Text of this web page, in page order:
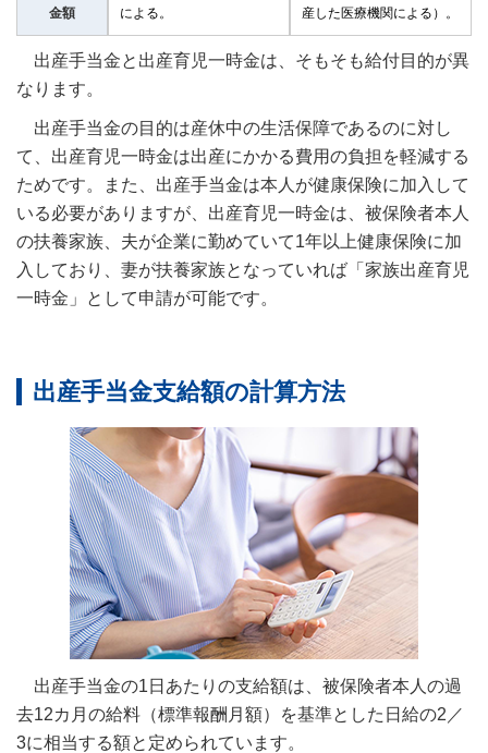
金額
による。
産した医療機関による）。
出産手当金と出産育児一時金は、そもそも給付目的が異
なります。
出産手当金の目的は産休中の生活保障であるのに対し
て、出産育児一時金は出産にかかる費用の負担を軽減する
ためです。また、出産手当金は本人が健康保険に加入して
いる必要がありますが、出産育児一時金は、被保険者本人
の扶養家族、夫が企業に勤めていて1年以上健康保険に加
入しており、妻が扶養家族となっていれば「家族出産育児
一時金」として申請が可能です。
出産手当金支給額の計算方法
出産手当金の1日あたりの支給額は、被保険者本人の過
去12カ月の給料（標準報酬月額）を基準とした日給の2／
3に相当する額と定められています。